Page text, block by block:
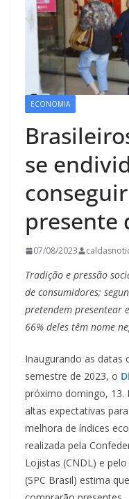
ECONOMIA
se
presente
07/08/2023
Tradição e pressão
de consumidores;
pretendem presentear
66% deles têm nome
Inaugurando as datas
semestre de 2023, o
próximo domingo, 13.
altas expectativas
melhora de índices
realizada pela
Lojistas (CNDL) e
(SPC Brasil) estima